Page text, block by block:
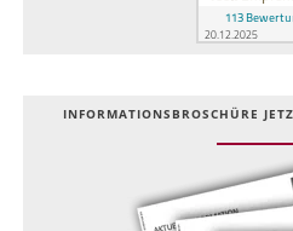
INFOR­MATIONS­BROSCHÜRE